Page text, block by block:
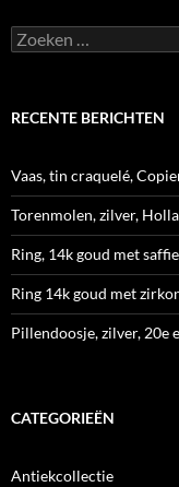
Zoeken
naar:
RECENTE BERICHTEN
Vaas, tin craquelé,
Torenmolen, zilver,
Ring, 14k goud met
Ring 14k goud met
Pillendoosje, zilver, 20e
CATEGORIEËN
Antiekcollectie